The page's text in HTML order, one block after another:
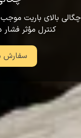
چگالی بالای باریت
کنترل مؤثر